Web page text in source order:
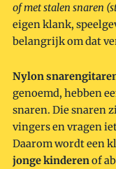
of met stalen snaren
eigen klank,
belangrijk om dat
Nylon
genoemd, hebben
snaren. Die snaren
vingers en vragen
Daarom wordt een
jonge kinderen of